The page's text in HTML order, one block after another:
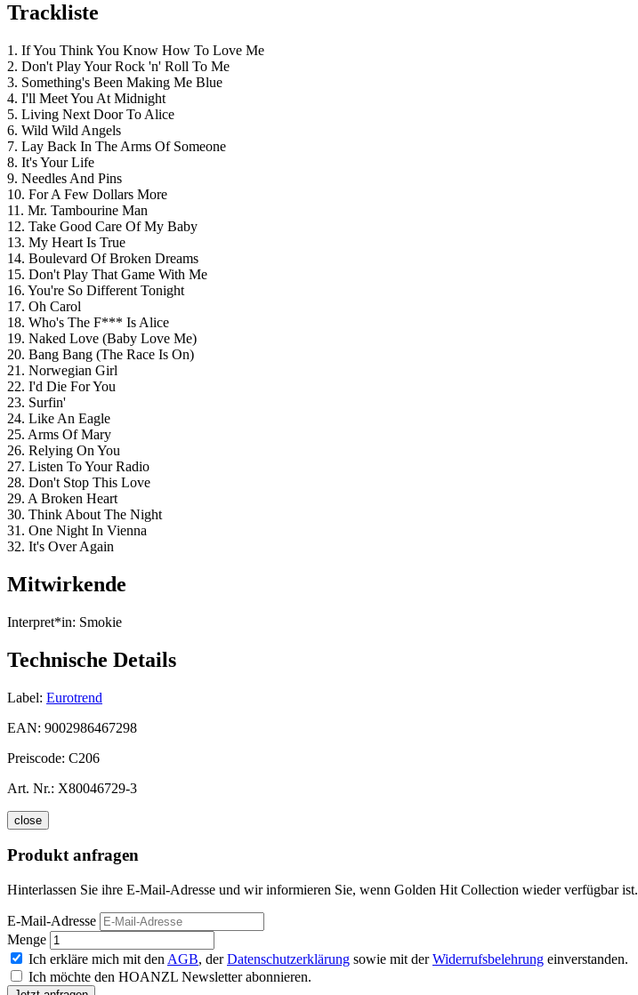
Trackliste
1. If You Think You Know How To Love Me
2. Don't Play Your Rock 'n' Roll To Me
3. Something's Been Making Me Blue
4. I'll Meet You At Midnight
5. Living Next Door To Alice
6. Wild Wild Angels
7. Lay Back In The Arms Of Someone
8. It's Your Life
9. Needles And Pins
10. For A Few Dollars More
11. Mr. Tambourine Man
12. Take Good Care Of My Baby
13. My Heart Is True
14. Boulevard Of Broken Dreams
15. Don't Play That Game With Me
16. You're So Different Tonight
17. Oh Carol
18. Who's The F*** Is Alice
19. Naked Love (Baby Love Me)
20. Bang Bang (The Race Is On)
21. Norwegian Girl
22. I'd Die For You
23. Surfin'
24. Like An Eagle
25. Arms Of Mary
26. Relying On You
27. Listen To Your Radio
28. Don't Stop This Love
29. A Broken Heart
30. Think About The Night
31. One Night In Vienna
32. It's Over Again
Mitwirkende
Interpret*in: Smokie
Technische Details
Label: Eurotrend
EAN: 9002986467298
Preiscode: C206
Art. Nr.: X80046729-3
close
Produkt anfragen
Hinterlassen Sie ihre E-Mail-Adresse und wir informieren Sie, wenn Golden Hit Collection wieder verfügbar ist.
E-Mail-Adresse
Menge
Ich erkläre mich mit den AGB, derDatenschutzerklärung sowie mit derWiderrufsbelehrung einverstanden.
Ich möchte den HOANZL Newsletter abonnieren.